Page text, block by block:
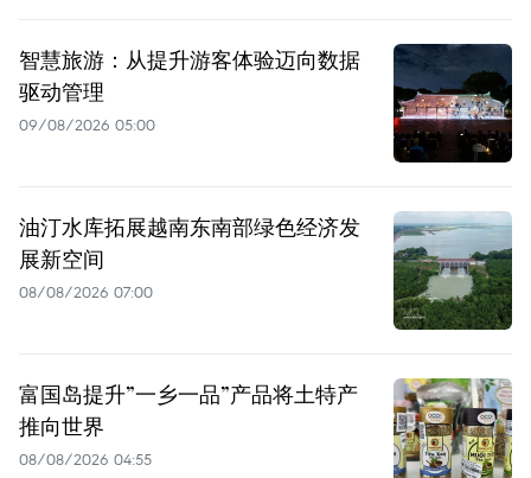
智慧旅游：从提升游客体验迈向数据
驱动管理
09/08/2026 05:00
油汀水库拓展越南东南部绿色经济发
展新空间
08/08/2026 07:00
富国岛提升”一乡一品”产品将土特产
推向世界
08/08/2026 04:55